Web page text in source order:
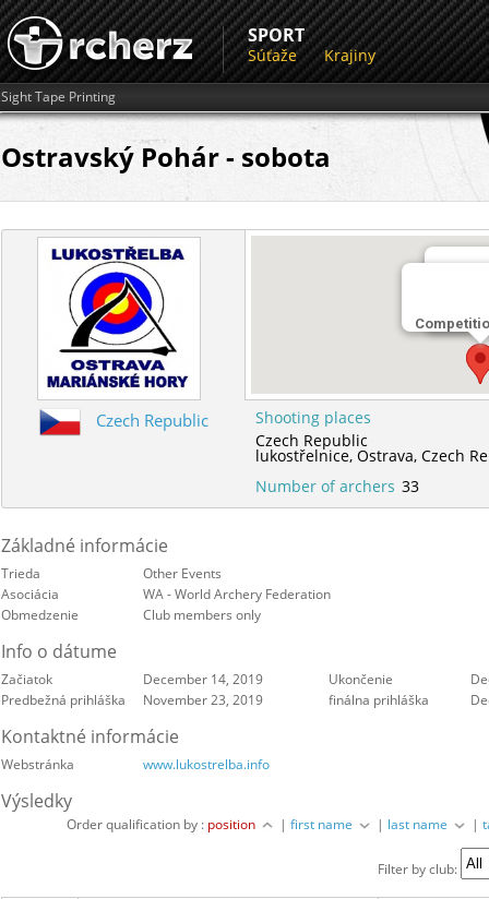
SPORT
Súťaže Krajiny
Sight Tape Printing
Ostravský Pohár - sobota
Czech Republic
Shooting places
Czech Republic
lukostřelnice,Ostrava,Czech
Number of archers 33
Základné informácie
Trieda
Other Events
Asociácia
WA - World Archery Federation
Obmedzenie
Club members only
Info o dátume
Začiatok December 14, 2019 Ukončenie
Predbežná prihláška
November 23, 2019 finálna prihláška
Kontaktné informácie
Webstránka www.lukostrelba.info
Výsledky
Order qualification by : position |first name | last name |
Filter by club: